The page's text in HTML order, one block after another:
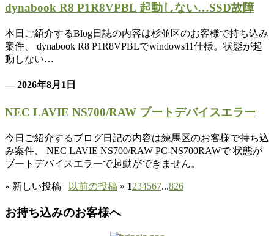
dynabook R8 P1R8VPBL 起動しない…SSD故障
本日ご紹介するBlog日誌の内容は杉並区のお客様で持ち込み
案件、 dynabook R8 P1R8VPBLでwindows11仕様。状態が起
動しない…
— 2026年8月1日
NEC LAVIE NS700/RAW ブートデバイスエラー
今日ご紹介するブログ日記の内容は練馬区のお客様で持ち込
み案件、 NEC LAVIE NS700/RAW PC-NS700RAWで 状態が
ブートデバイスエラーで起動ができません。
« 新しい投稿 以前の投稿 » 1234567...826
お持ち込みのお客様へ